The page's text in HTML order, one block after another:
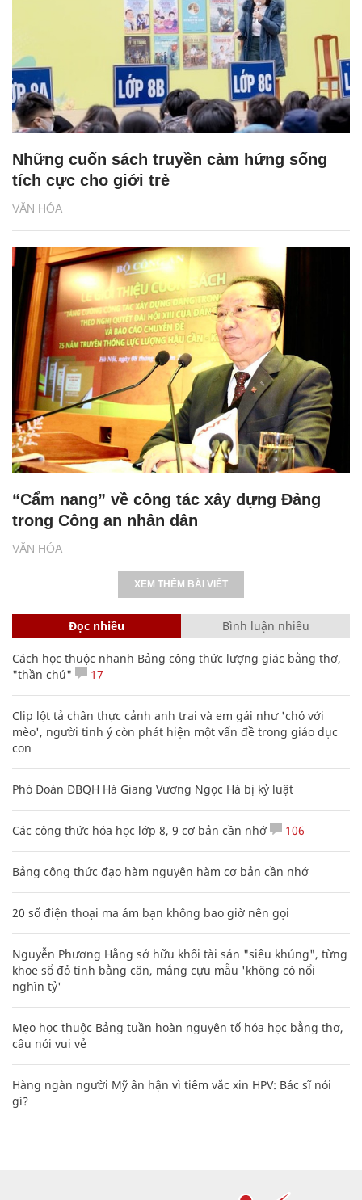
VĂN HÓA
Những cuốn sách truyền cảm hứng sống
tích cực cho giới trẻ
VĂN HÓA
“Cẩm nang” về công tác xây dựng Đảng
trong Công an nhân dân
XEM THÊM BÀI VIẾT
Đọc nhiều Bình luận nhiều
Cách học thuộc nhanh Bảng công thức lượng giác bằng thơ,
"thần chú"
17
Clip lột tả chân thực cảnh anh trai và em gái như 'chó với
mèo', người tinh ý còn phát hiện một vấn đề trong giáo dục
con
Phó Đoàn ĐBQH Hà Giang Vương Ngọc Hà bị kỷ luật
Các công thức hóa học lớp 8, 9 cơ bản cần nhớ 106
Bảng công thức đạo hàm nguyên hàm cơ bản cần nhớ
20 số điện thoại ma ám bạn không bao giờ nên gọi
Nguyễn Phương Hằng sở hữu khối tài sản "siêu khủng", từng
khoe sổ đỏ tính bằng cân, mắng cựu mẫu 'không có nổi
nghìn tỷ'
Mẹo học thuộc Bảng tuần hoàn nguyên tố hóa học bằng thơ,
câu nói vui vẻ
Hàng ngàn người Mỹ ân hận vì tiêm vắc xin HPV: Bác sĩ nói
gì?